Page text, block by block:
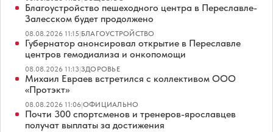
Благоустройство пешеходного центра в Переславле-
Залесском будет продолжено
08.08.2026 11:15|БЛАГОУСТРОЙСТВО
Губернатор анонсировал открытие в Переславле
центров гемодиализа и онкопомощи
08.08.2026 11:13|ЗДОРОВЬЕ
Михаил Евраев встретился с коллективом ООО
«Протэкт»
08.08.2026 11:06|ОФИЦИАЛЬНО
Почти 300 спортсменов и тренеров-ярославцев
получат выплаты за достижения